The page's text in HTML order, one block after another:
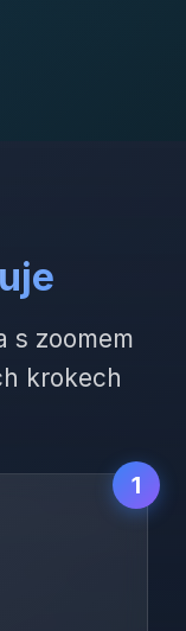
s zoomem
krokech
1